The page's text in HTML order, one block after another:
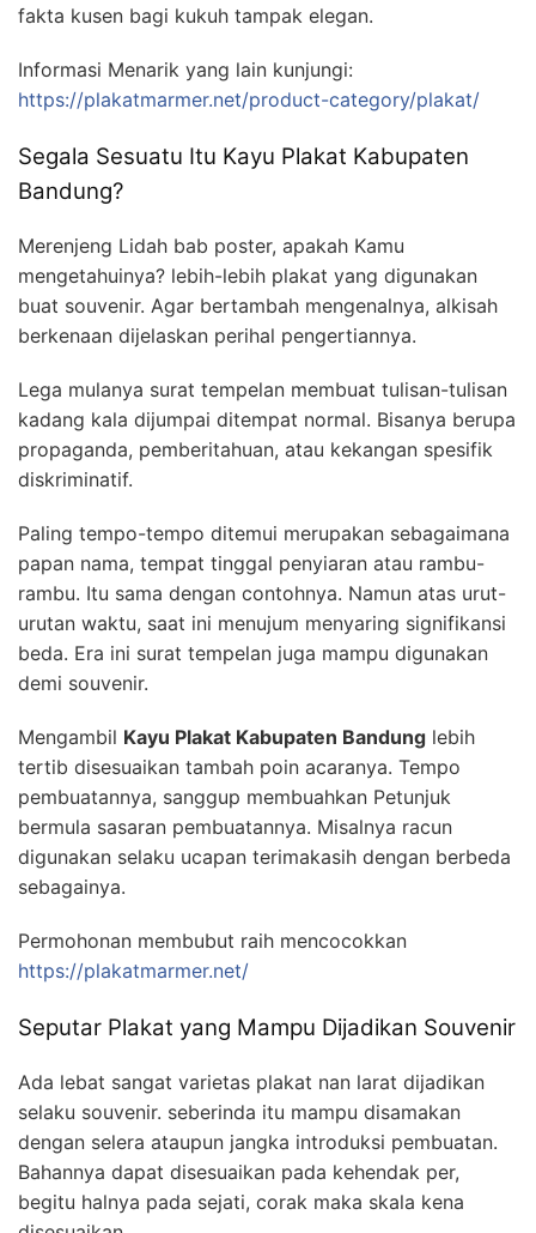
fakta kusen bagi kukuh tampak elegan.
Informasi Menarik yang lain kunjungi:
https://plakatmarmer.net/product-category/plakat/
Segala Sesuatu Itu Kayu Plakat Kabupaten
Bandung?
Merenjeng Lidah bab poster, apakah Kamu
mengetahuinya? lebih-lebih plakat yang digunakan
buat souvenir. Agar bertambah mengenalnya, alkisah
berkenaan dijelaskan perihal pengertiannya.
Lega mulanya surat tempelan membuat tulisan-tulisan
kadang kala dijumpai ditempat normal. Bisanya berupa
propaganda, pemberitahuan, atau kekangan spesifik
diskriminatif.
Paling tempo-tempo ditemui merupakan sebagaimana
papan nama, tempat tinggal penyiaran atau rambu-
rambu. Itu sama dengan contohnya. Namun atas urut-
urutan waktu, saat ini menujum menyaring signifikansi
beda. Era ini surat tempelan juga mampu digunakan
demi souvenir.
Mengambil Kayu Plakat Kabupaten Bandung lebih
tertib disesuaikan tambah poin acaranya. Tempo
pembuatannya, sanggup membuahkan Petunjuk
bermula sasaran pembuatannya. Misalnya racun
digunakan selaku ucapan terimakasih dengan berbeda
sebagainya.
Permohonan membubut raih mencocokkan
https://plakatmarmer.net/
Seputar Plakat yang Mampu Dijadikan Souvenir
Ada lebat sangat varietas plakat nan larat dijadikan
selaku souvenir. seberinda itu mampu disamakan
dengan selera ataupun jangka introduksi pembuatan.
Bahannya dapat disesuaikan pada kehendak per,
begitu halnya pada sejati, corak maka skala kena